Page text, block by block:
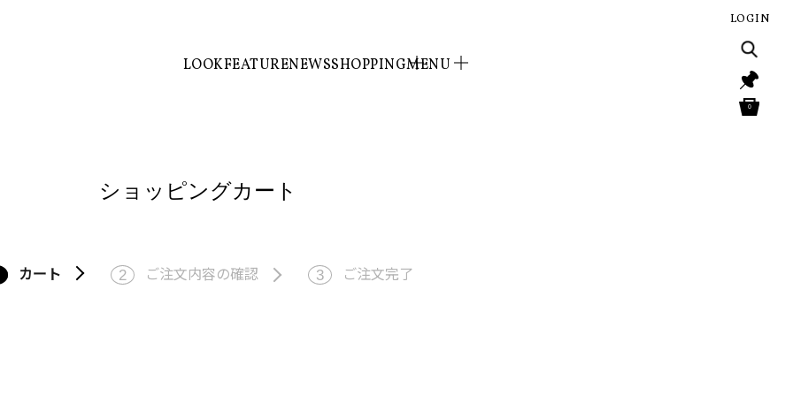
LOOKFEATURENEWSSHOPPINGMENU
LOGIN
0
ショッピングカート
カート 2 ご注文内容の確認 3 ご注文完了